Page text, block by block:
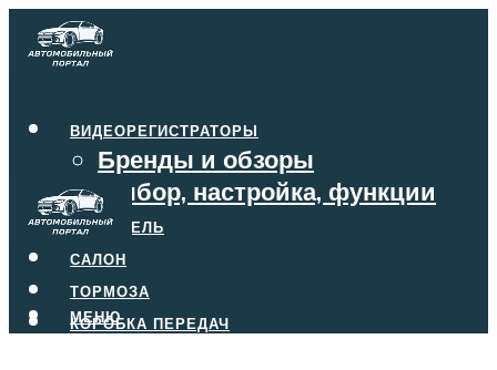
ВИДЕОРЕГИСТРАТОРЫ
Бренды и обзоры
Выбор, настройка, функции
ДВИГАТЕЛЬ
САЛОН
ТОРМОЗА
КОРОБКА ПЕРЕДАЧ
МЕНЮ